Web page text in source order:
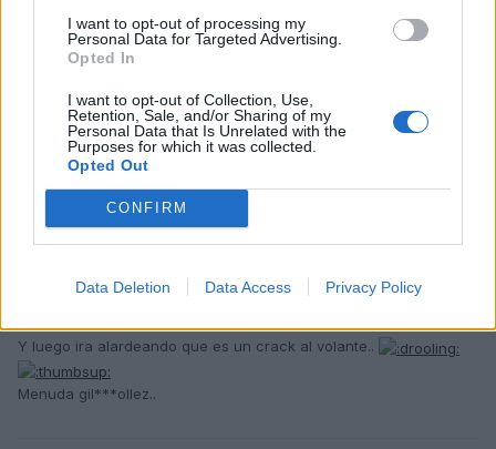
I want to opt-out of processing my
Personal Data for Targeted Advertising.
Opted In
I want to opt-out of Collection, Use,
Retention, Sale, and/or Sharing of my
Personal Data that Is Unrelated with the
Purposes for which it was collected.
Opted Out
CONFIRM
Data Deletion Data Access Privacy Policy
Responder
SergiA3
Publicado
Anda que será muy dificil hacer eso!
Y luego ira alardeando que es un crack al volante..
Menuda gil***ollez..